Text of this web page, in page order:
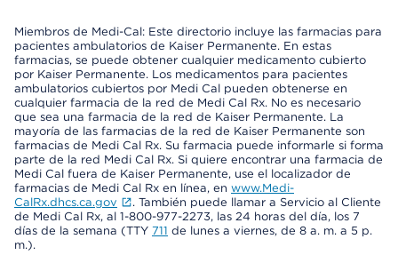
Miembros de Medi-Cal: Este directorio incluye las farmacias para
pacientes ambulatorios de Kaiser Permanente. En estas
farmacias, se puede obtener cualquier medicamento cubierto
por Kaiser Permanente. Los medicamentos para pacientes
ambulatorios cubiertos por Medi Cal pueden obtenerse en
cualquier farmacia de la red de Medi Cal Rx. No es necesario
que sea una farmacia de la red de Kaiser Permanente. La
mayoría de las farmacias de la red de Kaiser Permanente son
farmacias de Medi Cal Rx. Su farmacia puede informarle si forma
parte de la red Medi Cal Rx. Si quiere encontrar una farmacia de
Medi Cal fuera de Kaiser Permanente, use el localizador de
farmacias de Medi Cal Rx en línea, en www.Medi-
CalRx.dhcs.ca.gov
. También puede llamar a Servicio al Cliente
de Medi Cal Rx, al 1-800-977-2273, las 24 horas del día, los 7
días de la semana (TTY 711 de lunes a viernes, de 8 a. m. a 5 p.
m.).